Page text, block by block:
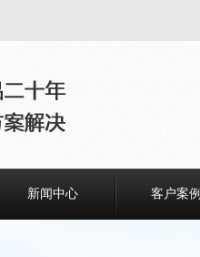
新闻中心 客户案例